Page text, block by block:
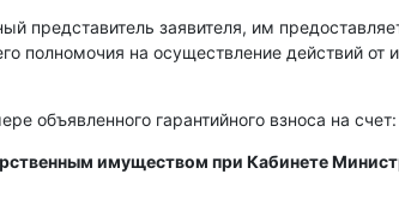
представитель заявителя, им
полномочия на осуществление действий от
объявленного гарантийного взноса на счет:
имуществом при Кабинете